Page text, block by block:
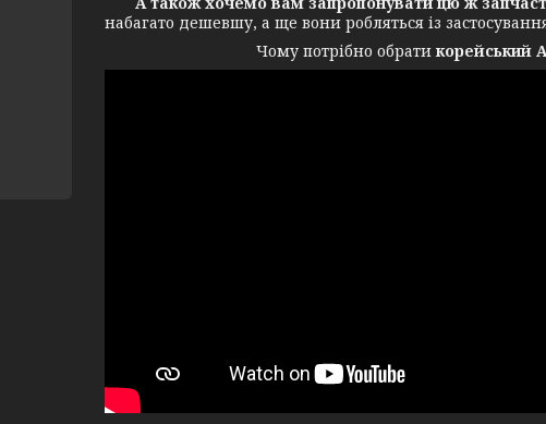
набагато дешевшу, а ще вони робляться із
Чому потрібно обратикорейський